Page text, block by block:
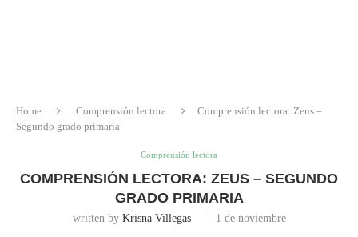
Home Comprensión lectora
Comprensión lectora: Zeus –
Segundo grado primaria
Comprensión lectora
COMPRENSIÓN LECTORA: ZEUS – SEGUNDO
GRADO PRIMARIA
written by Krisna Villegas 1 de noviembre